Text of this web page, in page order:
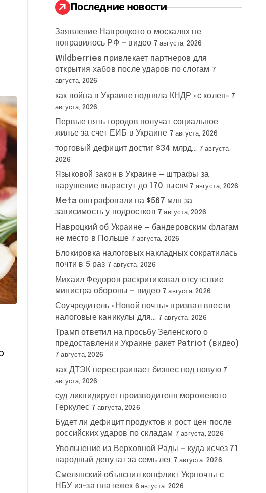
:
Последние новости
Заявление Навроцкого о москалях не
понравилось РФ — видео 7 августа, 2026
Wildberries привлекает партнеров для
открытия хабов после ударов по слогам 7
августа, 2026
как война в Украине подняла КНДР «с колен» 7
августа, 2026
Первые пять городов получат социальное
жилье за счет ЕИБ в Украине 7 августа, 2026
торговый дефицит достиг $34 млрд… 7 августа,
2026
Языковой закон в Украине — штрафы за
нарушение вырастут до 170 тысяч 7 августа, 2026
Meta оштрафовали на $567 млн за
зависимость у подростков 7 августа, 2026
Навроцкий об Украине — бандеровским флагам
не место в Польше 7 августа, 2026
Блокировка налоговых накладных сократилась
почти в 5 раз 7 августа, 2026
Михаил Федоров раскритиковал отсутствие
министра обороны — видео 7 августа, 2026
Соучредитель «Новой почты» призвал ввести
налоговые каникулы для… 7 августа, 2026
Трамп ответил на просьбу Зеленского о
предоставлении Украине ракет Patriot (видео)
7 августа, 2026
как ДТЭК перестраивает бизнес под новую 7
августа, 2026
суд ликвидирует производителя мороженого
Геркулес 7 августа, 2026
Будет ли дефицит продуктов и рост цен после
российских ударов по складам 7 августа, 2026
Увольнение из Верховной Рады — куда исчез 71
народный депутат за семь лет 7 августа, 2026
Смелянский объяснил конфликт Укрпочты с
НБУ из-за платежек 6 августа, 2026